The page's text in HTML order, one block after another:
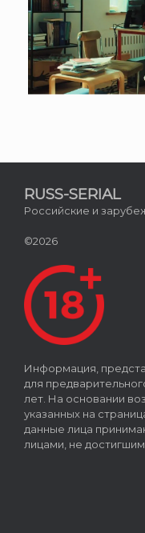
RUSS-SERIAL
Российские и
©2026
Информация,
для
лет. На основании
указанных на
данные лица
лицами, не достигшим